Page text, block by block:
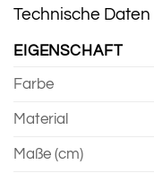
Technische
EIGENSCHAFT
Farbe
Material
Maße (cm)